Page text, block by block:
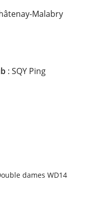
Malabry
: SQY Ping
dames WD14